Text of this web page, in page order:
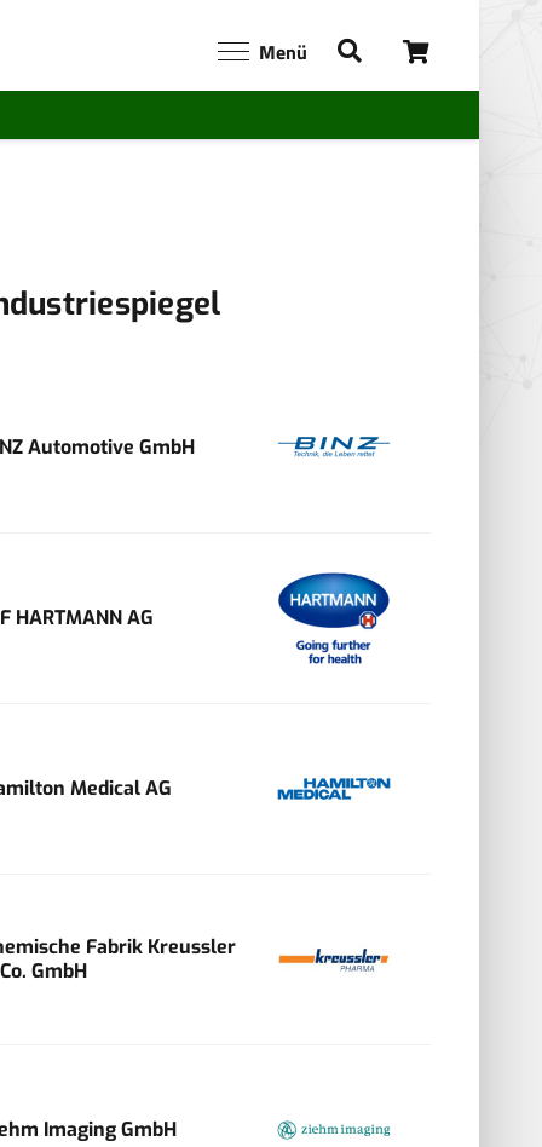
Menü
Automotive GmbH
HARTMANN AG
Medical AG
Fabrik Kreussler
GmbH
Imaging GmbH